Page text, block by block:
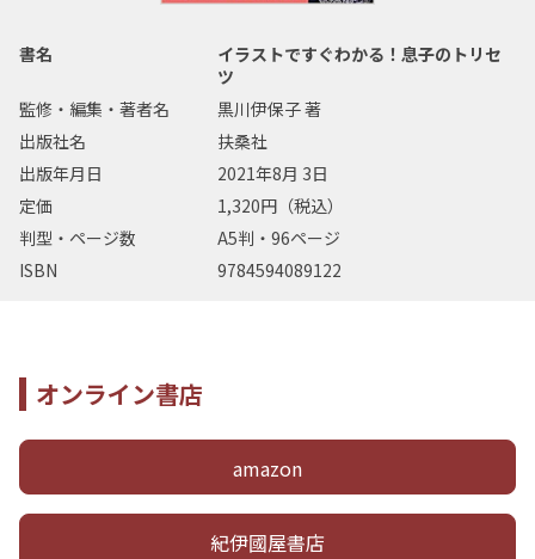
書名
イラストですぐわかる！息子のトリセ
ツ
監修・編集・著者名
黒川伊保子 著
出版社名
扶桑社
出版年月日
2021年8月 3日
定価
1,320円（税込）
判型・ページ数
A5判・96ページ
ISBN
9784594089122
オンライン書店
amazon
紀伊國屋書店